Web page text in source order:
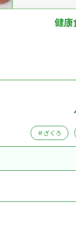
健康
＃ざくろ